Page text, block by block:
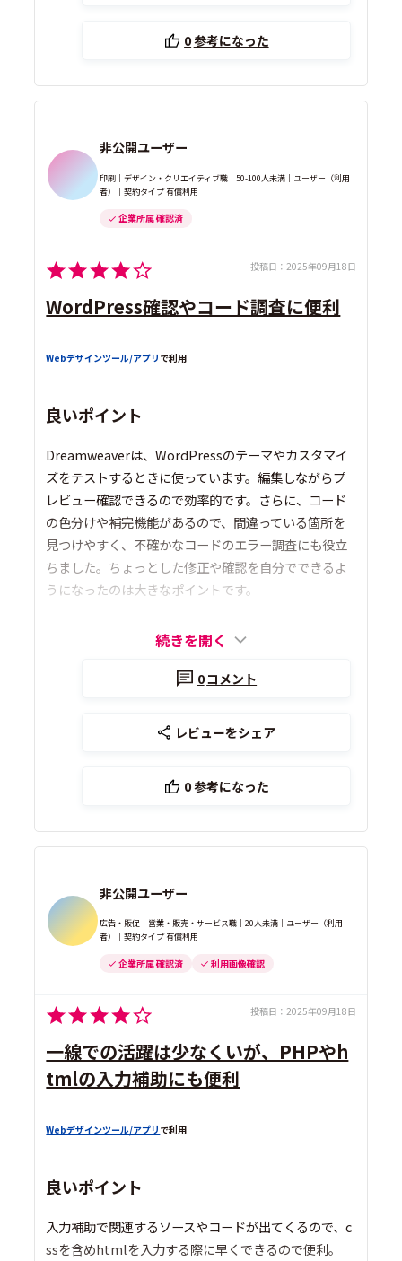
0参考になった
非公開ユーザー
印刷｜デザイン・クリエイティブ職｜50-100人未満｜ユーザー（利用
者）｜契約タイプ 有償利用
企業所属 確認済
投稿日： 2025年09月18日
WordPress確認やコード調査に便利
Webデザインツール/アプリ で利用
良いポイント
Dreamweaverは、WordPressのテーマやカスタマイ
ズをテストするときに使っています。編集しながらプ
レビュー確認できるので効率的です。さらに、コード
の色分けや補完機能があるので、間違っている箇所を
見つけやすく、不確かなコードのエラー調査にも役立
ちました。ちょっとした修正や確認を自分でできるよ
うになったのは大きなポイントです。
続きを開く
0コメント
レビューをシェア
0参考になった
非公開ユーザー
広告・販促｜営業・販売・サービス職｜20人未満｜ユーザー（利用
者）｜契約タイプ 有償利用
企業所属 確認済 利用画像確認
投稿日： 2025年09月18日
一線での活躍は少なくいが、PHPやh
tmlの入力補助にも便利
Webデザインツール/アプリ で利用
良いポイント
入力補助で関連するソースやコードが出てくるので、c
ssを含めhtmlを入力する際に早くできるので便利。